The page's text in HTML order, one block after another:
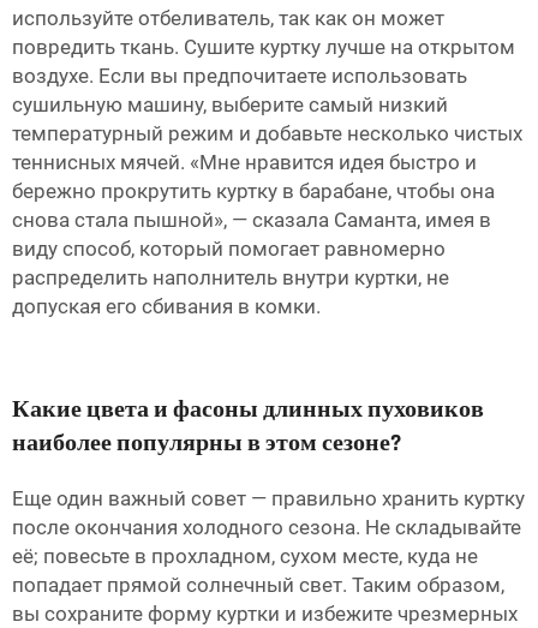
используйте отбеливатель, так как он может
повредить ткань. Сушите куртку лучше на открытом
воздухе. Если вы предпочитаете использовать
сушильную машину, выберите самый низкий
температурный режим и добавьте несколько чистых
теннисных мячей. «Мне нравится идея быстро и
бережно прокрутить куртку в барабане, чтобы она
снова стала пышной», — сказала Саманта, имея в
виду способ, который помогает равномерно
распределить наполнитель внутри куртки, не
допуская его сбивания в комки.
Какие цвета и фасоны длинных пуховиков
наиболее популярны в этом сезоне?
Еще один важный совет — правильно хранить куртку
после окончания холодного сезона. Не складывайте
её; повесьте в прохладном, сухом месте, куда не
попадает прямой солнечный свет. Таким образом,
вы сохраните форму куртки и избежите чрезмерных